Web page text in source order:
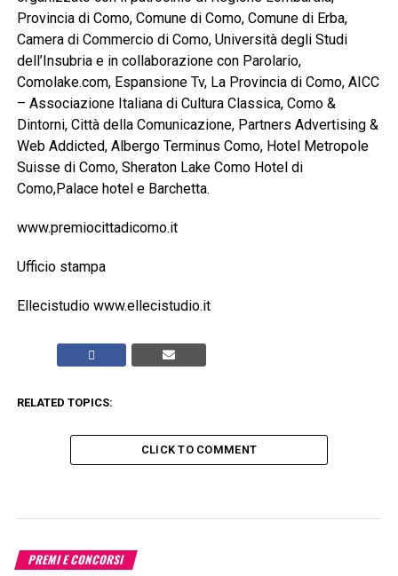
Provincia di Como, Comune di Como, Comune di Erba,
Camera di Commercio di Como, Università degli Studi
dell’Insubria e in collaborazione con Parolario,
Comolake.com, Espansione Tv, La Provincia di Como, AICC
– Associazione Italiana di Cultura Classica, Como &
Dintorni, Città della Comunicazione, Partners Advertising &
Web Addicted, Albergo Terminus Como, Hotel Metropole
Suisse di Como, Sheraton Lake Como Hotel di
Como,Palace hotel e Barchetta.
www.premiocittadicomo.it
Ufficio stampa
Ellecistudio www.ellecistudio.it
RELATED TOPICS:
CLICK TO COMMENT
PREMI E CONCORSI